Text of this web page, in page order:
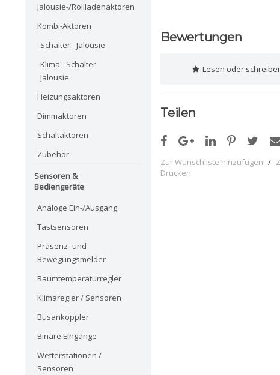
Jalousie-/Rollladenaktoren
Kombi-Aktoren
Schalter - Jalousie
Klima - Schalter -
Jalousie
Heizungsaktoren
Dimmaktoren
Schaltaktoren
Zubehör
Sensoren &
Bediengeräte
Analoge Ein-/Ausgang
Tastsensoren
Präsenz- und
Bewegungsmelder
Raumtemperaturregler
Klimaregler / Sensoren
Busankoppler
Binäre Eingänge
Wetterstationen /
Sensoren
Bewertungen
Lesen oder
Teilen
Zur Wunschliste hinzufügen /
Drucken